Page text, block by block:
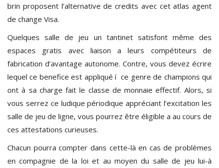
brin proposent l’alternative de credits avec cet atlas agent
de change Visa.
Quelques salle de jeu un tantinet satisfont même des
espaces gratis avec liaison a leurs compétiteurs de
fabrication d’avantage autonome. Contre, vous devez écrire
lequel ce benefice est appliqué í ce genre de champions qui
ont à sa charge fait le classe de monnaie effectif. Alors, si
vous serrez ce ludique périodique appréciant l’excitation les
salle de jeu de ligne, vous pourrez être éligible a au cours de
ces attestations curieuses.
Chacun pourra compter dans cette-là en cas de problèmes
en compagnie de la loi et au moyen du salle de jeu lui-à